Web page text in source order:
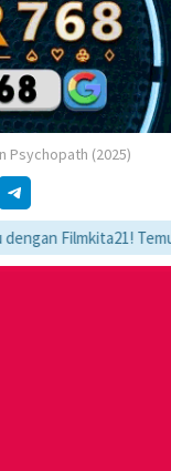
Psychopath (2025)
Temukan link